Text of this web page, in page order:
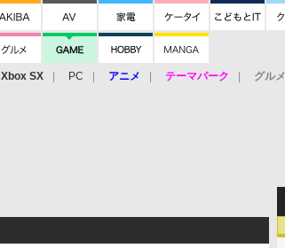
Xbox SX PC アニメ テーマパーク グルメ